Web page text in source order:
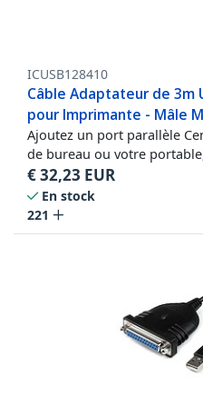
ICUSB128410
Câble Adaptateur de 3m
pour Imprimante - Mâle
Ajoutez un port parallèle
de bureau ou votre
€32,23 EUR
En stock
221